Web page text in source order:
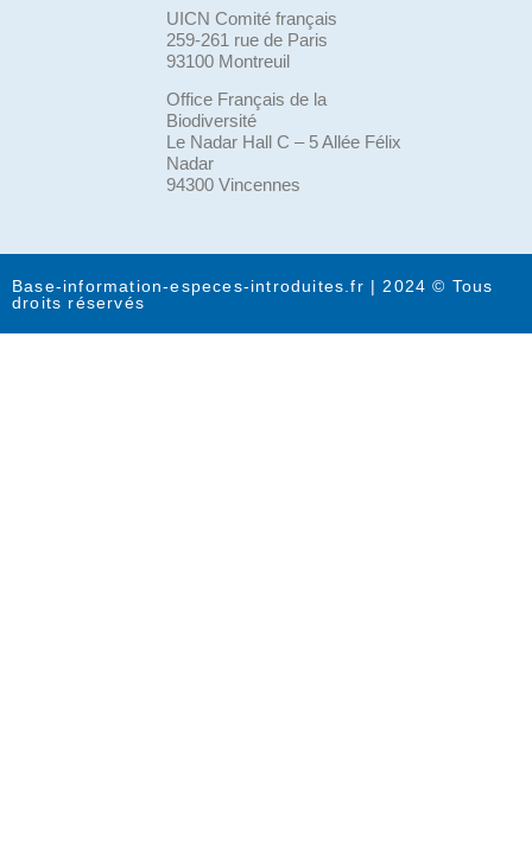
UICN Comité français
259-261 rue de Paris
93100 Montreuil
Office Français de la
Biodiversité
Le Nadar Hall C – 5 Allée Félix
Nadar
94300 Vincennes
Base-information-especes-introduites.fr | 2024 © Tous
droits réservés